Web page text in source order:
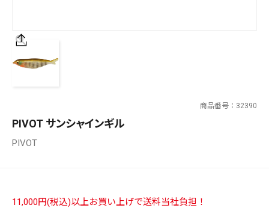
価格
商品番号 32390
PIVOT サンシャインギル
PIVOT
11,000円(税込)以上お買い上げで送料当社負担！